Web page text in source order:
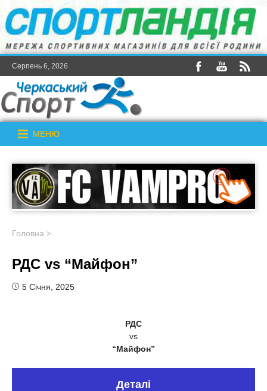
Серпень 6, 2026
МЕНЮ
Головна >
РДС vs “Майфон”
5 Січня, 2025
РДС
vs
“Майфон”
Деталі